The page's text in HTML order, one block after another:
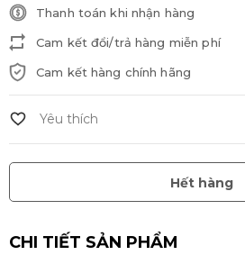
Thanh toán khi nhận hàng
Cam kết đổi/trả hàng miễn phí
Cam kết hàng chính hãng
Hết hàng
CHI TIẾT SẢN PHẨM